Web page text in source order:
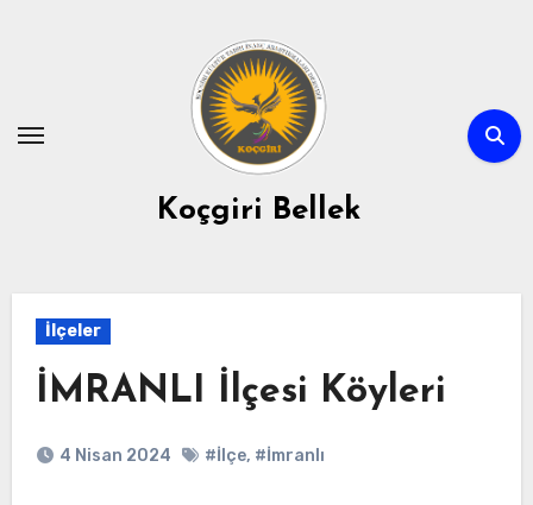
Koçgiri Bellek
İlçeler
İMRANLI İlçesi Köyleri
4 Nisan 2024 #İlçe, #İmranlı